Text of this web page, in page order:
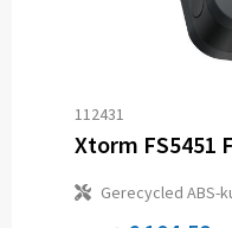
112431
Gerecycled ABS-